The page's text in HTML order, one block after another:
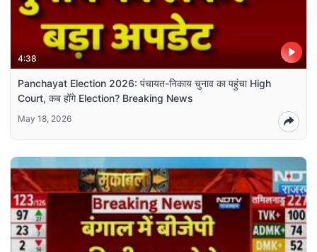
4:38
Panchayat Election 2026: पंचायत-निकाय चुनाव का पहुंचा High
Court, कब होंगे Election? Breaking News
May 18, 2026